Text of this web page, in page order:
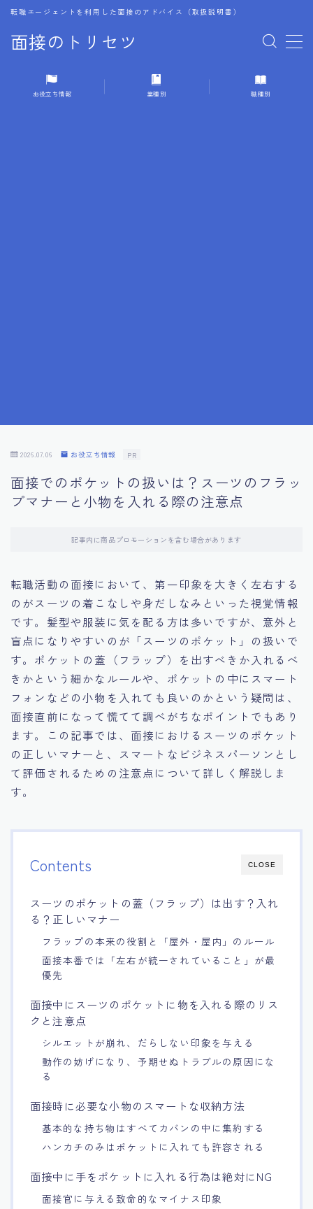
面接のトリセツ
転職エージェントを利用した面接のアドバイス（取扱説明書）
MENU
1.成功する面接戦略
10.フィードバックを活用する方法
11.オンライン面接の成功への鍵
14.キャリアアップのための面接戦略
15.職場適応力をアピールする方法
16.エージェントと良好な関係を築く方法
17.面接でブランクを効果的に伝える方法
18.転職後の職場に適応するためのヒント
お役立ち情報 業種別 職種別
2026.07.06 お役立ち情報 PR
面接でのポケットの扱いは？スーツのフラッ
プマナーと小物を入れる際の注意点
記事内に商品プロモーションを含む場合があります
転職活動の面接において、第一印象を大きく左右する
のがスーツの着こなしや身だしなみといった視覚情報
です。髪型や服装に気を配る方は多いですが、意外と
盲点になりやすいのが「スーツのポケット」の扱いで
す。ポケットの蓋（フラップ）を出すべきか入れるべ
きかという細かなルールや、ポケットの中にスマート
フォンなどの小物を入れても良いのかという疑問は、
面接直前になって慌てて調べがちなポイントでもあり
ます。この記事では、面接におけるスーツのポケット
の正しいマナーと、スマートなビジネスパーソンとし
て評価されるための注意点について詳しく解説しま
す。
CLOSE
Contents
スーツのポケットの蓋（フラップ）は出す？入れ
る？正しいマナー
フラップの本来の役割と「屋外・屋内」のルール
面接本番では「左右が統一されていること」が最
優先
面接中にスーツのポケットに物を入れる際のリス
クと注意点
シルエットが崩れ、だらしない印象を与える
動作の妨げになり、予期せぬトラブルの原因にな
る
面接時に必要な小物のスマートな収納方法
基本的な持ち物はすべてカバンの中に集約する
ハンカチのみはポケットに入れても許容される
面接中に手をポケットに入れる行為は絶対にNG
面接官に与える致命的なマイナス印象